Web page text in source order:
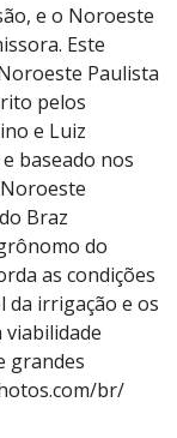
e o Noroeste
Este
Paulista
pelos
e Luiz
baseado nos
Braz
do
as condições
da irrigação e os
viabilidade
grandes
br/